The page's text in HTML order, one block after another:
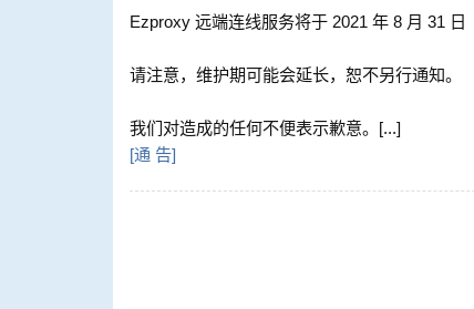
Ezproxy 远端连线服务将于 2021 年 8 月 31
请注意，维护期可能会延长，恕不另行通知。
我们对造成的任何不便表示歉意。[...]
[通 告]